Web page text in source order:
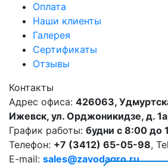
Оплата
Наши клиенты
Галерея
Сертификаты
Отзывы
Контакты
Адрес офиса: 426063,
Ижевск, ул. Орджоникидзе, д.
График работы: будни с 8:00 до
Телефон: +7 (3412) 65-05-98,
E-mail: sales@zavodagro.ru